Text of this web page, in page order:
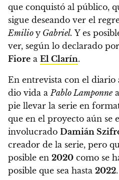
que conquistó al público,
sigue deseando ver el
Emilio y Gabriel. Y es
ver, según lo declarado
Fiore a El Clarín.
En entrevista con el diario
dio vida aPablo Lamponne
pie llevar la serie en
que en el proyecto aún se
involucrado Damián
creador de la serie, pero
posible en 2020 como se
posible que sea hasta 2022.